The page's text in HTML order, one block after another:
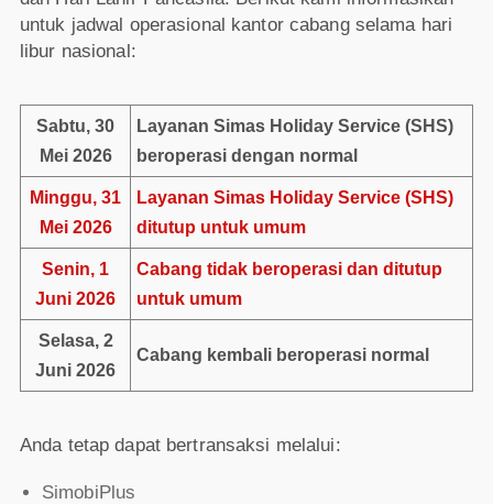
untuk jadwal operasional kantor cabang selama hari
libur nasional:
Sabtu, 30
Mei 2026
Layanan Simas Holiday Service (SHS)
beroperasi dengan normal
Minggu, 31
Mei 2026
Layanan Simas Holiday Service (SHS)
ditutup untuk umum
Senin, 1
Juni 2026
Cabang tidak beroperasi dan ditutup
untuk umum
Selasa, 2
Juni 2026
Cabang kembali beroperasi normal
Anda tetap dapat bertransaksi melalui:
SimobiPlus